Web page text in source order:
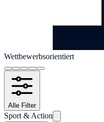
Wettbewerbsorientiert
Alle Filter
Sport & Action